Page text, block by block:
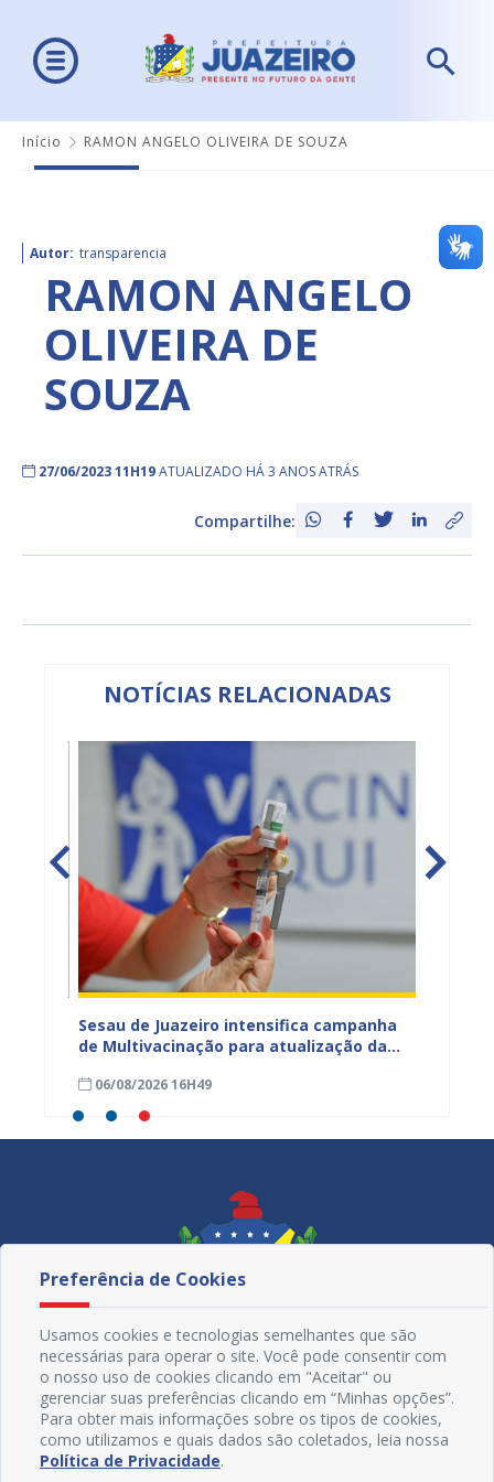
Início RAMON ANGELO OLIVEIRA DE SOUZA
Autor: transparencia
RAMON ANGELO
OLIVEIRA DE
SOUZA
27/06/2023 11H19ATUALIZADO HÁ 3 ANOS ATRÁS
Compartilhe:
NOTÍCIAS RELACIONADAS
Sesau de Juazeiro intensifica campanha
de Multivacinação para atualização da
06/08/2026 16H49
Redes Sociais
Preferência de Cookies
Usamos cookies e tecnologias semelhantes que são
necessárias para operar o site. Você pode consentir com
o nosso uso de cookies clicando em "Aceitar" ou
gerenciar suas preferências clicando em “Minhas opções”.
Para obter mais informações sobre os tipos de cookies,
como utilizamos e quais dados são coletados, leia nossa
Política de Privacidade.